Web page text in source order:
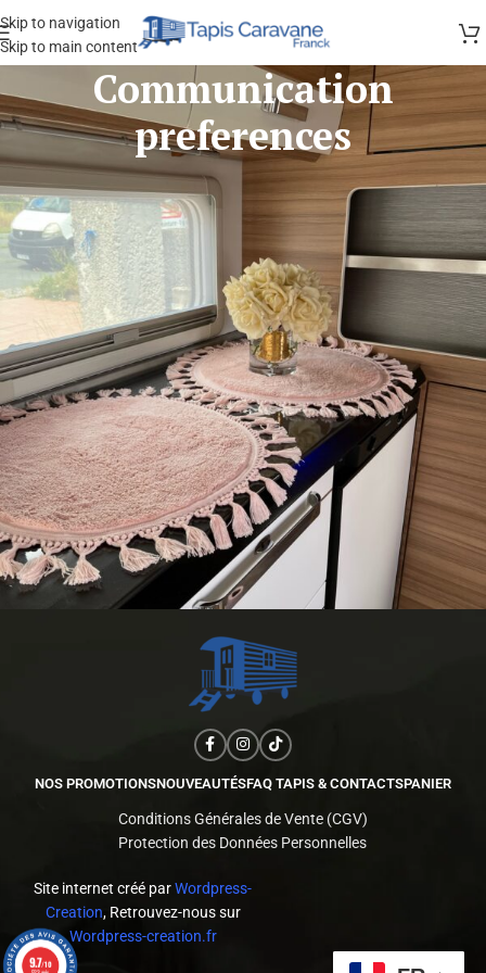
Skip to navigation
Skip to main content
Communication
preferences
Connectez-vous à votre compte
communication.
NOS PROMOTIONSNOUVEAUTÉSFAQ TAPIS & CONTACTSPANIER
Conditions Générales de Vente (CGV)
Protection des Données Personnelles
Site internet créé parWordpress-
Creation, Retrouvez-nous sur
Wordpress-creation.fr
9.7/10